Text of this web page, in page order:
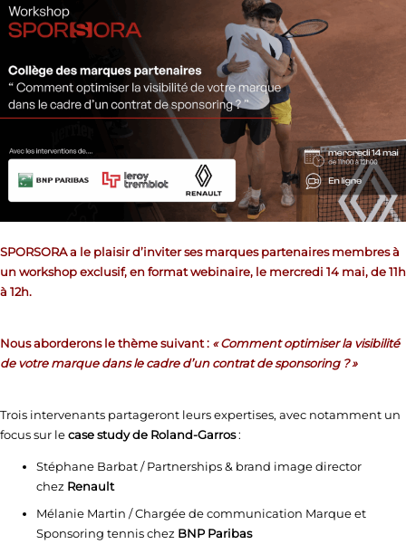
SPORSORA a le plaisir d’inviter ses marques partenaires membres à
un workshop exclusif, en format webinaire, le mercredi 14 mai, de 11h
à 12h.
Nous aborderons le thème suivant : « Comment optimiser la visibilité
de votre marque dans le cadre d’un contrat de sponsoring ? »
Trois intervenants partageront leurs expertises, avec notamment un
focus sur lecase study de Roland-Garros:
Stéphane Barbat / Partnerships & brand image director
chez Renault
Mélanie Martin / Chargée de communication Marque et
Sponsoring tennis chez BNP Paribas